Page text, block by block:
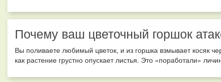
Почему ваш цветочный горшок
Вы поливаете любимый цветок, и из горшка взмывает косяк
как растение грустно опускает листья. Это «поработали»